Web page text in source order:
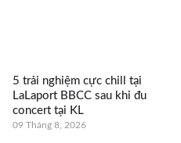
5 trải nghiệm cực chill tại
LaLaport BBCC sau khi đu
concert tại KL
09 Tháng 8, 2026